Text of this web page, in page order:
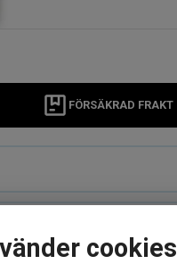
cookies
FÖRSÄKRAD FRAKT